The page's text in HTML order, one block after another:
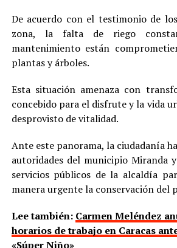
De acuerdo con el testimonio de
zona, la falta de riego
mantenimiento están
plantas y árboles.
Esta situación amenaza con
concebido para el disfrute y la vida
desprovisto de vitalidad.
Ante este panorama, la ciudadanía
autoridades del municipio Miranda
servicios públicos de la alcaldía
manera urgente la conservación del
Lee también: Carmen Meléndez
horarios de trabajo en Caracas
«Súper Niño»